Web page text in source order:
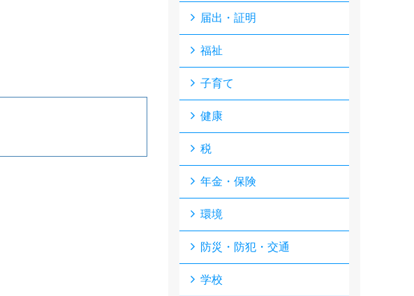
届出・証明
福祉
子育て
健康
税
年金・保険
環境
防災・防犯・交通
学校